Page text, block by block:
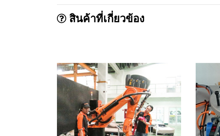
สินค้าที่เกี่ยวข้อง